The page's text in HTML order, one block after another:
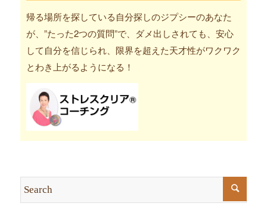
帰る場所を探している自分探しのジプシーのあなた
が、”たった2つの質問”で、ダメ出しされても、安心
して自分を信じられ、限界を超えた天才性がワクワク
とわき上がるようになる！